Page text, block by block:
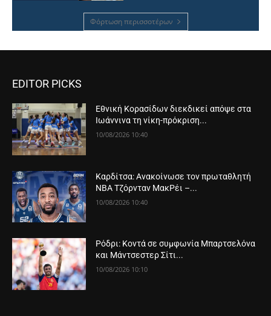
Φόρτωση περισσοτέρων
EDITOR PICKS
Εθνική Κορασίδων διεκδικεί απόψε στα
Ιωάννινα τη νίκη-πρόκριση...
10/08/2026 10:40
Καρδίτσα: Ανακοίνωσε τον πρωταθλητή
NBA Τζόρνταν ΜακΡέι –...
10/08/2026 10:40
Ρόδρι: Κοντά σε συμφωνία Μπαρτσελόνα
και Μάντσεστερ Σίτι...
10/08/2026 10:10